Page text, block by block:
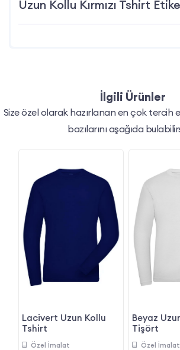
Uzun Kollu Kırmızı Tshirt
İlgili Ürünler
Size özel olarak hazırlanan en çok tercih
bazılarını aşağıda
Lacivert Uzun Kollu
Tshirt
Özel İmalat
Beyaz
Tişört
Özel İmalat